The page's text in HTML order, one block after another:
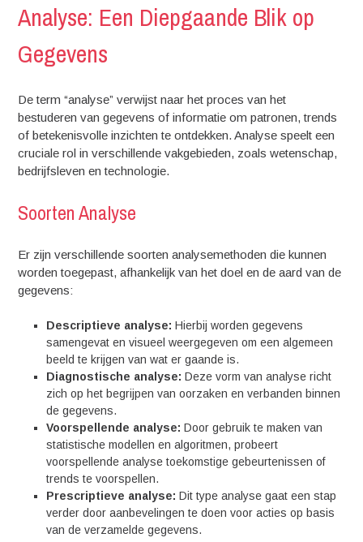
Analyse: Een Diepgaande Blik op
Gegevens
De term “analyse” verwijst naar het proces van het
bestuderen van gegevens of informatie om patronen, trends
of betekenisvolle inzichten te ontdekken. Analyse speelt een
cruciale rol in verschillende vakgebieden, zoals wetenschap,
bedrijfsleven en technologie.
Soorten Analyse
Er zijn verschillende soorten analysemethoden die kunnen
worden toegepast, afhankelijk van het doel en de aard van de
gegevens:
Descriptieve analyse: Hierbij worden gegevens
samengevat en visueel weergegeven om een algemeen
beeld te krijgen van wat er gaande is.
Diagnostische analyse: Deze vorm van analyse richt
zich op het begrijpen van oorzaken en verbanden binnen
de gegevens.
Voorspellende analyse: Door gebruik te maken van
statistische modellen en algoritmen, probeert
voorspellende analyse toekomstige gebeurtenissen of
trends te voorspellen.
Prescriptieve analyse: Dit type analyse gaat een stap
verder door aanbevelingen te doen voor acties op basis
van de verzamelde gegevens.